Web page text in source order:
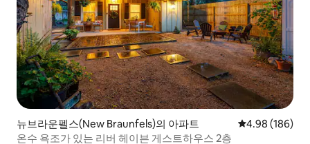
뉴브라운펠스(New Braunfels)의 아파트 평점 4.98점(5
4.98 (186)
온수 욕조가 있는 리버 헤이븐 게스트하우스 2층